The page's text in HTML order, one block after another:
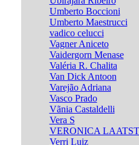
Umberto Boccioni
Umberto Maestrucci
vadico celucci
Vagner Aniceto
Vaidergorn Menase
Valéria R. Chalita
Van Dick Antoon
Varejão Adriana
Vasco Prado
Vãnia Castaldelli
Vera S
VERONICA LAATST
Verri Luiz